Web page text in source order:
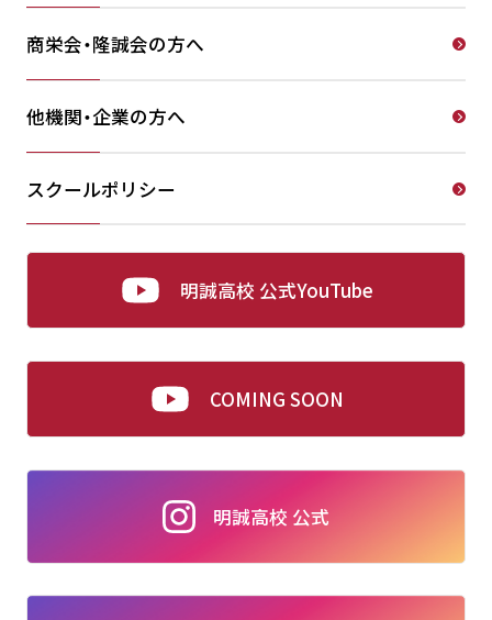
商栄会・隆誠会の方へ
他機関・企業の方へ
スクールポリシー
明誠高校 公式YouTube
COMING SOON
明誠高校 公式